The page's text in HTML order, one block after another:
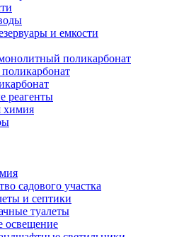
и емкости
поликарбонат
реагенты
химия
садового участка
и септики
туалеты
освещение